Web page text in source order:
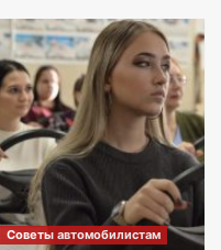
Советы автомобилистам